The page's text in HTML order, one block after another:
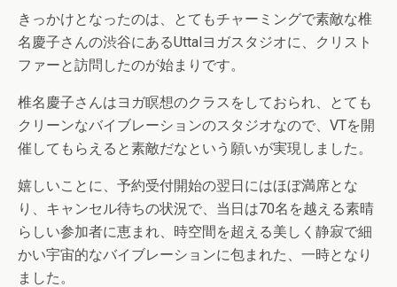
きっかけとなったのは、とてもチャーミングで素敵な椎
名慶子さんの渋谷にあるUttalヨガスタジオに、クリスト
ファーと訪問したのが始まりです。
椎名慶子さんはヨガ瞑想のクラスをしておられ、とても
クリーンなバイブレーションのスタジオなので、VTを開
催してもらえると素敵だなという願いが実現しました。
嬉しいことに、予約受付開始の翌日にはほぼ満席とな
り、キャンセル待ちの状況で、当日は70名を越える素晴
らしい参加者に恵まれ、時空間を超える美しく静寂で細
かい宇宙的なバイブレーションに包まれた、一時となり
ました。